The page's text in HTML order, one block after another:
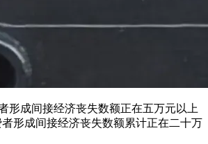
成间接经济丧失数额正在五万元以上
形成间接经济丧失数额累计正在二十万